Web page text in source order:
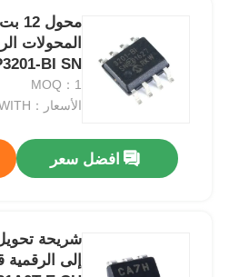
المحولات
BI SN
MOQ：1
الأسعار：CONSULT WITH
افضل سعر
إلى الرقمية